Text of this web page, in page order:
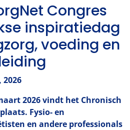
Congres
inspiratiedag
voeding en
2026 vindt het Chronisch
Fysio- en
en andere professionals